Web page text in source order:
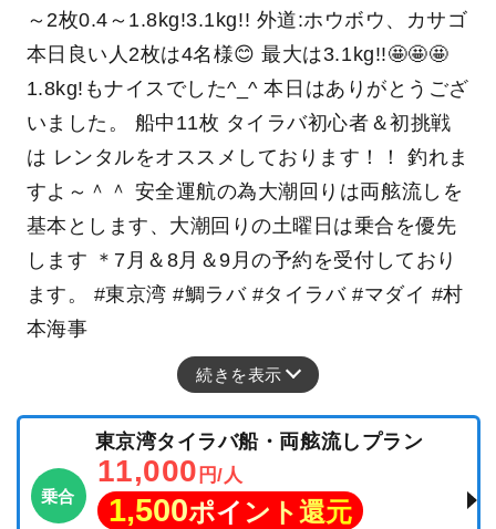
～2枚0.4～1.8kg!3.1kg!! 外道:ホウボウ、カサゴ
本日良い人2枚は4名様😊 最大は3.1kg!!🤩🤩🤩
1.8kg!もナイスでした^_^ 本日はありがとうござ
いました。 船中11枚 タイラバ初心者＆初挑戦
は レンタルをオススメしております！！ 釣れま
すよ～＾＾ 安全運航の為大潮回りは両舷流しを
基本とします、大潮回りの土曜日は乗合を優先
します ＊7月＆8月＆9月の予約を受付しており
ます。 #東京湾 #鯛ラバ #タイラバ #マダイ #村
本海事
続きを表示
乗合
東京湾タイラバ船・両舷流しプラン
11,000 円/人
1,500ポイント還元